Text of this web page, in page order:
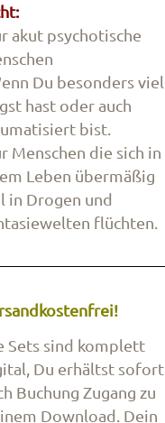
akut psychotische
Du besonders viel
hast oder auch
bist.
Menschen die sich in
Leben übermäßig
in Drogen und
flüchten.
Sets sind komplett
Du erhältst sofort
Buchung Zugang zu
Download. Dein